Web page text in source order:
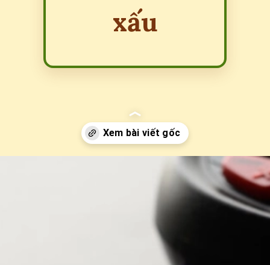
xấu
https://erci.edu.vn/dao-han-the-tin-dung-la-gi